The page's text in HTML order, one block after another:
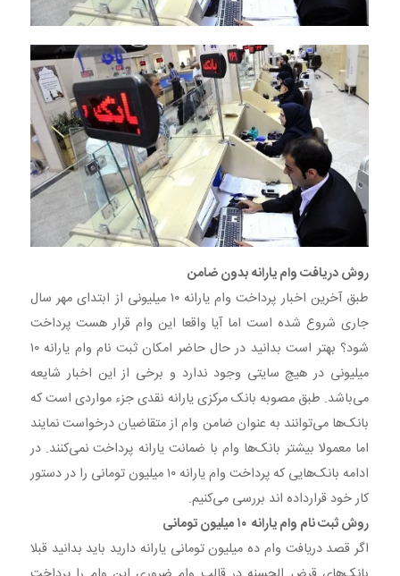
روش دریافت وام یارانه بدون ضامن
طبق آخرین اخبار پرداخت وام یارانه ۱۰ میلیونی از ابتدای مهر سال
جاری شروع شده است اما آیا واقعا این وام قرار هست پرداخت
شود؟ بهتر است بدانید در حال حاضر امکان ثبت نام وام یارانه ۱۰
میلیونی در هیچ سایتی وجود ندارد و برخی از این اخبار شایعه
می‌باشد. طبق مصوبه بانک مرکزی یارانه نقدی جزء مواردی است که
بانک‌ها می‌توانند به عنوان ضامن وام از متقاضیان درخواست نمایند
اما معمولا بیشتر بانک‌ها وام با ضمانت یارانه پرداخت نمی‌کنند. در
ادامه بانک‌هایی که پرداخت وام یارانه ۱۰ میلیون تومانی را در دستور
کار خود قرارداده اند بررسی می‌کنیم.
روش ثبت نام وام یارانه ۱۰ میلیون تومانی
اگر قصد دریافت وام ده میلیون تومانی یارانه دارید باید بدانید قبلا